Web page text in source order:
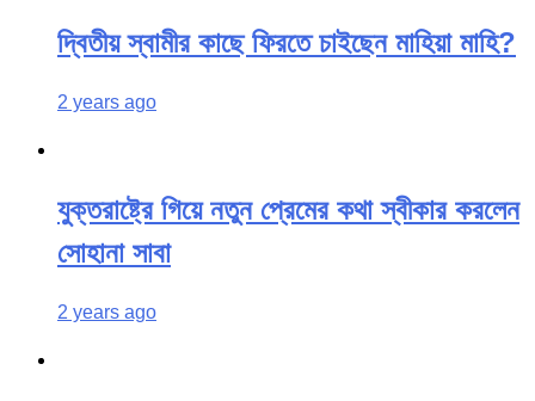
দ্বিতীয় স্বামীর কাছে ফিরতে চাইছেন মাহিয়া মাহি?
2 years ago
যুক্তরাষ্ট্রে গিয়ে নতুন প্রেমের কথা স্বীকার করলেন
সোহানা সাবা
2 years ago